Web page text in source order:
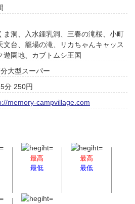
ま洞、入水鍾乳洞、三春の滝桜、小町
文台、籠場の滝、リカちゃんキャッス
遊園地、カブトムシ王国
大型スーパー
分 250円
memory-campvillage.com
最高
最低
最高
最低